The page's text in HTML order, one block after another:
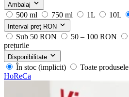
Ambalaj
500 ml 750 ml 1L 10L
Interval preț RON
Sub 50 RON 50 – 100 RON
prețurile
Disponibilitate
În stoc (implicit)
Toate produsele
HoReCa